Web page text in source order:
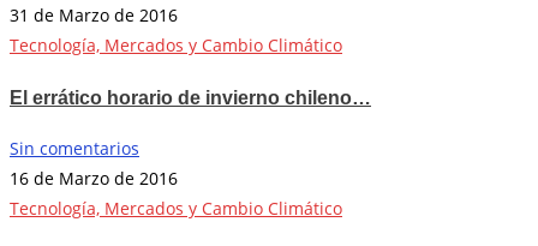
31 de Marzo de 2016
Tecnología, Mercados y Cambio Climático
El errático horario de invierno chileno…
Sin comentarios
16 de Marzo de 2016
Tecnología, Mercados y Cambio Climático